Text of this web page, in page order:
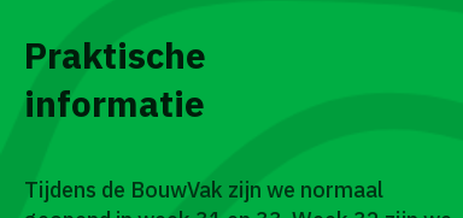
Praktische
informatie
Tijdens de BouwVak zijn we normaal